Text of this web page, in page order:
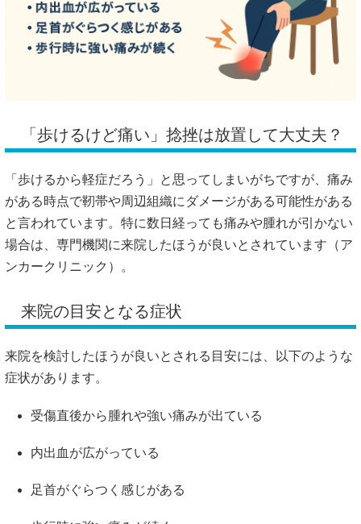
「歩けるけど痛い」捻挫は放置して大丈夫？
「歩けるから軽症だろう」と思ってしまいがちですが、痛み
がある時点で靭帯や周辺組織にダメージがある可能性がある
と言われています。特に数日経っても痛みや腫れが引かない
場合は、専門機関に来院したほうが良いとされています（ア
ンカークリニック ）。
来院の目安となる症状
来院を検討したほうが良いとされる目安には、以下のような
症状があります。
受傷直後から腫れや強い痛みが出ている
内出血が広がっている
足首がぐらつく感じがある